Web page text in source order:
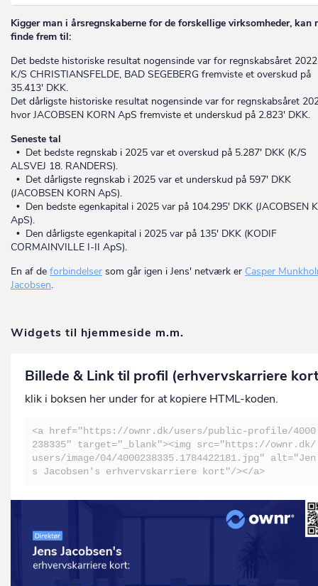
Kigger man i årsregnskaberne for de forskellige virksomheder, kan
finde frem til:
Det bedste historiske resultat nogensinde var for regnskabsåret
K/S CHRISTIANSFELDE, BAD SEGEBERG fremviste et overskud på
35.413' DKK.
Det dårligste historiske resultat nogensinde var for regnskabsåret
hvor JACOBSEN KORN ApS fremviste et underskud på 2.823' DKK.
Seneste tal
• Det bedste regnskab i 2025 var et overskud på 5.287' DKK (K/S
ALSVEJ 18. RANDERS).
• Det dårligste regnskab i 2025 var et underskud på 597' DKK
(JACOBSEN KORN ApS).
• Den bedste egenkapital i 2025 var på 104.295' DKK (JACOBSEN
ApS).
• Den dårligste egenkapital i 2025 var på 135' DKK (KODIF
CORMAINVILLE I-II ApS).
En af de forbindelser som går igen i Jens' netværk er Casper
Jacobsen.
Widgets til hjemmeside m.m.
Billede & Link til profil (erhvervskarriere
klik i boksen her under for at kopiere HTML-koden.
<a href="https://ownr.dk/users/public-profile/4000
238335" target="_blank"><img src="https://ownr.dk/
users/image/04/4000238335.1784422181.jpg" alt="Jen
s Jacobsen's erhvervskarriere kort"/></a>